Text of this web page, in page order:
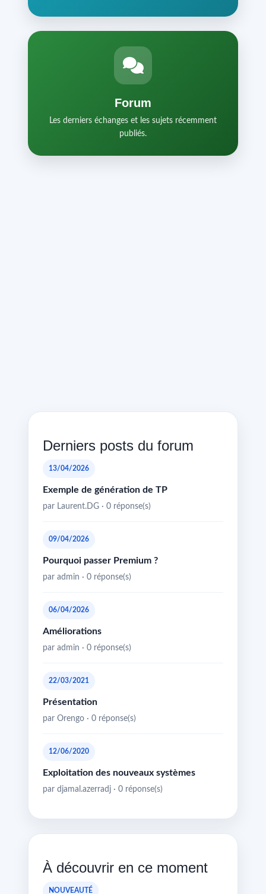
Forum
Les derniers échanges et les sujets récemment
publiés.
Derniers posts du forum
13/04/2026
Exemple de génération de TP
par Laurent.DG · 0 réponse(s)
09/04/2026
Pourquoi passer Premium ?
par admin · 0 réponse(s)
06/04/2026
Améliorations
par admin · 0 réponse(s)
22/03/2021
Présentation
par Orengo · 0 réponse(s)
12/06/2020
Exploitation des nouveaux systèmes
par djamal.azerradj · 0 réponse(s)
À découvrir en ce moment
NOUVEAUTÉ